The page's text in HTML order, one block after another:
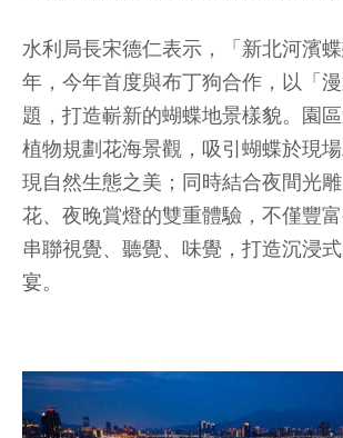
水利局長宋德仁表示，「新北河濱
年，今年首度與布丁狗合作，以「
題，打造嶄新的蝴蝶地景樣貌。園
植物規劃花海景觀，吸引蝴蝶於現
現自然生態之美；同時結合夜間光
花、夜晚賞燈的雙重體驗，不僅豐
串聯視覺、聽覺、味覺，打造沉浸
宴。